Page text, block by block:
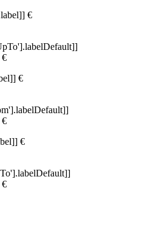
€
€
€
€
€
€